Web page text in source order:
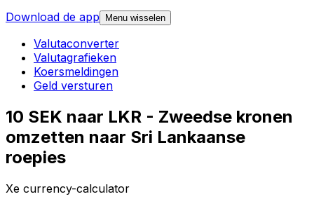
Download de app
Menu wisselen
Valutaconverter
Valutagrafieken
Koersmeldingen
Geld versturen
10 SEK naar LKR - Zweedse kronen
omzetten naar Sri Lankaanse
roepies
Xe currency-calculator